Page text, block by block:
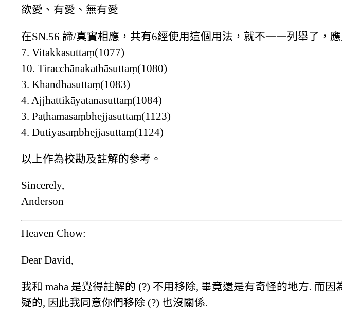
欲愛、有愛、無有愛
在SN.56 諦/真實相應，共有6經使用這個用法，就不一一列舉了，
7. Vitakkasuttaṃ(1077)
10. Tiracchānakathāsuttaṃ(1080)
3. Khandhasuttaṃ(1083)
4. Ajjhattikāyatanasuttaṃ(1084)
3. Paṭhamasaṃbhejjasuttaṃ(1123)
4. Dutiyasaṃbhejjasuttaṃ(1124)
以上作為校勘及註解的參考。
Sincerely,
Anderson
Heaven Chow:
Dear David,
我和 maha 是覺得註解的 (?) 不用移除, 畢竟還是有奇怪的地方. 而
疑的, 因此我同意你們移除 (?) 也沒關係.